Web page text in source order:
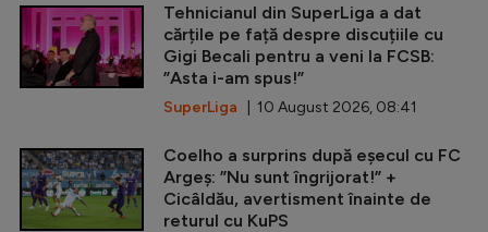
Tehnicianul din SuperLiga a dat
cărțile pe față despre discuțiile cu
Gigi Becali pentru a veni la FCSB:
”Asta i-am spus!”
SuperLiga | 10 August 2026, 08:41
Coelho a surprins după eșecul cu FC
Argeș: ”Nu sunt îngrijorat!” +
Cicâldău, avertisment înainte de
returul cu KuPS